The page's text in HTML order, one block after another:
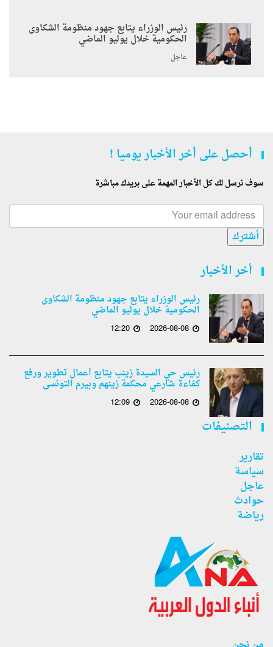
رئيس الوزراء يتابع جهود منظومة الشكاوى
الحكومية خلال يوليو الماضي
عاجل
أحصل على أخر الأخبار يوميا !
سوف نرسل لك كل الأخبار المهمة على بريدك مباشرة
أشترك
أخر الأخبار
رئيس الوزراء يتابع جهود منظومة الشكاوى
الحكومية خلال يوليو الماضي
2026-08-08
12:20
رئيس حي السيدة زينب يتابع أعمال تطوير ورفع
كفاءة شارعي محكمة زينهم وبيرم التونسى
2026-08-08
12:09
التصنيفات
تقارير
سياسة
عاجل
حوادث
رياضة